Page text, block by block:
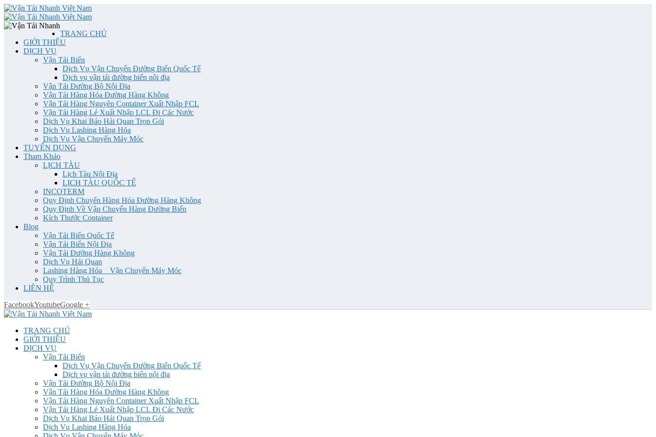
TRANG CHỦ
GIỚI THIỆU
DỊCH VỤ
Vận Tải Biển
Dịch Vụ Vận Chuyển Đường Biển Quốc Tế
Dịch vụ vận tải đường biển nội địa
Vận Tải Đường Bộ Nội Địa
Vận Tải Hàng Hóa Đường Hàng Không
Vận Tải Hàng Nguyên Container Xuất Nhập FCL
Vận Tải Hàng Lẻ Xuất Nhập LCL Đi Các Nước
Dịch Vụ Khai Báo Hải Quan Trọn Gói
Dịch Vụ Lashing Hàng Hóa
Dịch Vụ Vận Chuyển Máy Móc
TUYỂN DỤNG
Tham Khảo
LỊCH TÀU
Lịch Tàu Nội Địa
LỊCH TÀU QUỐC TẾ
INCOTERM
Quy Định Chuyển Hàng Hóa Đường Hàng Không
Quy Định Về Vận Chuyển Hàng Đường Biển
Kích Thước Container
Blog
Vận Tải Biển Quốc Tế
Vận Tải Biển Nội Địa
Vận Tải Đường Hàng Không
Dịch Vụ Hải Quan
Lashing Hàng Hóa _ Vận Chuyển Máy Móc
Quy Trình Thủ Tục
LIÊN HỆ
FacebookYoutubeGoogle +
TRANG CHỦ
GIỚI THIỆU
DỊCH VỤ
Vận Tải Biển
Dịch Vụ Vận Chuyển Đường Biển Quốc Tế
Dịch vụ vận tải đường biển nội địa
Vận Tải Đường Bộ Nội Địa
Vận Tải Hàng Hóa Đường Hàng Không
Vận Tải Hàng Nguyên Container Xuất Nhập FCL
Vận Tải Hàng Lẻ Xuất Nhập LCL Đi Các Nước
Dịch Vụ Khai Báo Hải Quan Trọn Gói
Dịch Vụ Lashing Hàng Hóa